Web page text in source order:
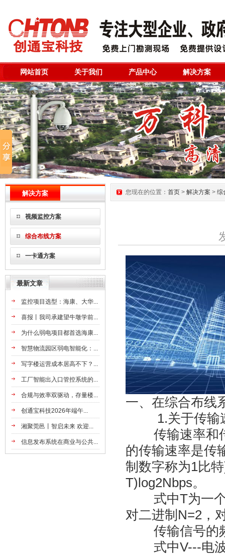
网站首页 关于我们 产品中心 解决方案
解决方案
视频监控方案
综合布线方案
一卡通方案
最新文章
监控项目选型：海康、大华...
喜报丨我司承建望牛墩学前...
为什么弱电项目都首选海康...
智慧物流园区弱电智能化：...
写字楼运营成本居高不下？...
工厂智能出入口管控系统的...
合规与效率双驱动，存量楼...
创通宝科技2026年端午...
湘聚莞邑丨智启未来 欢迎...
信息发布系统在商业与公共...
您现在的位置： 首页 > 解决方案 > 综
一、在综合布线
1.关于传输
传输速率和传
的传输速率是传
制数字称为1比
T)log2Nbps。
式中T为一个
对二进制N=2，
传输信号的频
式中V---电波